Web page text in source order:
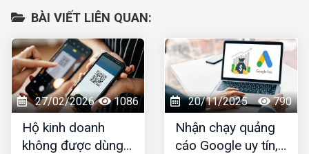
BÀI VIẾT LIÊN QUAN:
27/02/2026 1086
Hộ kinh doanh
không được dùng
20/11/2025 790
Nhận chạy quảng
cáo Google uy tín,